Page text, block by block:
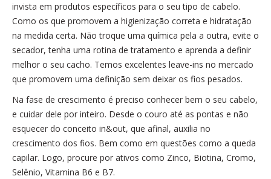
invista em produtos específicos para o seu tipo de cabelo.
Como os que promovem a higienização correta e hidratação
na medida certa. Não troque uma química pela a outra, evite o
secador, tenha uma rotina de tratamento e aprenda a definir
melhor o seu cacho. Temos excelentes leave-ins no mercado
que promovem uma definição sem deixar os fios pesados.
Na fase de crescimento é preciso conhecer bem o seu cabelo,
e cuidar dele por inteiro. Desde o couro até as pontas e não
esquecer do conceito in&out, que afinal, auxilia no
crescimento dos fios. Bem como em questões como a queda
capilar. Logo, procure por ativos como Zinco, Biotina, Cromo,
Selênio, Vitamina B6 e B7.